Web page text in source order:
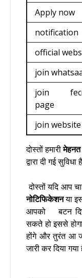
Apply now
notification
official
join
join
page
join website
दोस्तों हमारीमेहनत
द्वारा दी गई
दोस्तों यदि आप
नोटिफिकेशनया
आपको बटन
सकते हो इससे
होंगे और तुरंत आ
जारी कर दिया गया